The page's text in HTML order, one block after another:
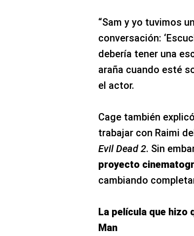
“Sam y yo tuvimos
conversación:
debería tener una
araña cuando esté
el actor.
Cage también
trabajar con Raimi
Evil Dead 2. Sin
proyecto
cambiando
La película que hizo
Man